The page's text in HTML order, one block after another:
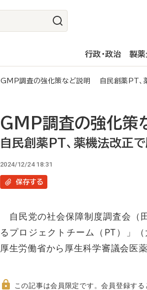
行政・政治 製薬
GMP調査の強化策など説明 自民創薬PT、
GMP調査の強化策
自民創薬PT、薬機法改正
2024/12/24 18:31
保存する
自民党の社会保障制度調査会（
るプロジェクトチーム（PT）」
厚生労働省から厚生科学審議会医
この記事は会員限定です。会員登録する